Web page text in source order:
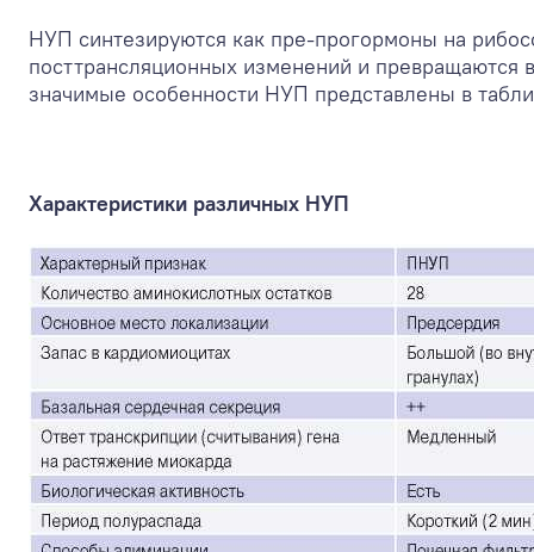
НУП синтезируются как пре-прогормоны на
посттрансляционных изменений и
значимые особенности НУП представлены в
Характеристики различных НУП